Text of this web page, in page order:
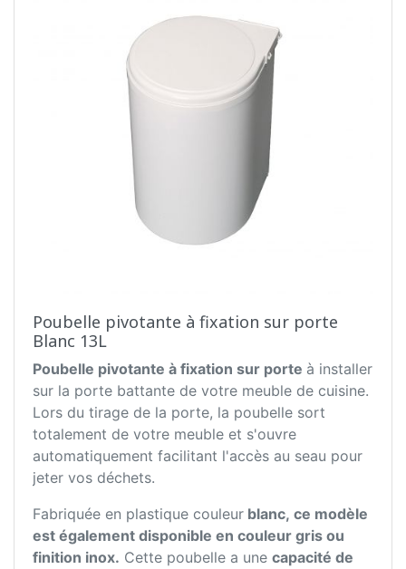
Poubelle pivotante à fixation sur porte
Blanc 13L
Poubelle pivotante à fixation sur porte à installer
sur la porte battante de votre meuble de cuisine.
Lors du tirage de la porte, la poubelle sort
totalement de votre meuble et s'ouvre
automatiquement facilitant l'accès au seau pour
jeter vos déchets.
Fabriquée en plastique couleur blanc, ce modèle
est également disponible en couleur gris ou
finition inox. Cette poubelle a une capacité de